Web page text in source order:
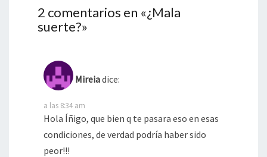
2 comentarios en «¿Mala
suerte?»
Mireiadice:
a las 8:34 am
Hola Íñigo, que bien q te pasara eso en esas
condiciones, de verdad podría haber sido
peor!!!